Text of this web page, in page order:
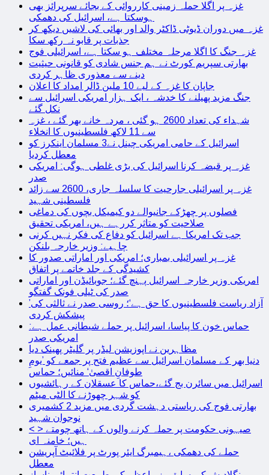
غزہ پر اگلا حملہ زمینی کارروائی کے بجائے سرپرائز بھی
ہوسکتا ہے، اسرائیل کی دھمکی
غزہ میں دوران ڈیوٹی ڈاکٹر والد اور بھائی کی لاشیں دیکھ کر
جذبات پر قابو نہ رکھ سکا
غزہ جنگ کا اگلا مرحلہ مختلف ہو سکتا ہے، اسرائیلی فوج
بھارتی سپریم کورٹ نے ہم جنس شادی کو قانونی حیثیت
دینے سے معذوری ظاہر کردی
جاپان کا غزہ کے لیے 10 ملین ڈالر امداد کا اعلان
جنگ مزید پھیلنے کا خدشہ ، ایک ہزار امریکی اسرائیل سے
نکل گئے
شہداء کی تعداد 2600 ہو گئی ، مردہ خانے بھر گئے ، غزہ
سے 11 لاکھ فلسطینیوں کا انخلاء
اسرائیل کے حامی امریکی چینل نے3 مسلمان اینکرز کو
معطل کردیا
غزہ پر قبضہ کرنا اسرائیل کی بڑی غلطی ہوگی: امریکی
صدر
غزہ پر اسرائیلی جارحیت کا سلسلہ جاری، 2600 سے زائد
فلسطینی شہید
فصلوں پر چھڑکے جانیوالے دو کیمیکل بچوں کی دماغی
صلاحیت کو متاثر کررہے ہیں، امریکی تحقیق
جب تک امریکا ہے اسرائیل کو دفاع کی فکر نہیں کرنی
چاہیے: وزیر خارجہ بلنکن
غزہ پر اسرائیلی بمباری؛ امریکی اور اماراتی صدور کا
کشیدگی کے جلد خاتمے پر اتفاق
امریکی وزیر خارجہ اسرائیل پہنچ گئے؛ جوبائیڈن اور اماراتی
صدر کی ٹیلی فونک گفتگو
’آزاد ریاست فلسطینیوں کا حق ہے‘؛ روسی صدر نے ثالثی کی
پیشکش کردی
حماس خون کا پیاسا، اسرائیل پر حملے شیطانی عمل ہے:
امریکی صدر
مظاہرین نے اپوزیشن لیڈر پر گلیٹر پھینک دیا
دنیا بھر کے مسلمان اسرائیل سے عظیم فتح پر جمعے کو ’یومِ
طوفانِ اقصیٰ‘ منائیں؛ حماس
اسرائیل میں سائرن بج گئے،حماس کا عسقلان کے رہائشیوں
کو شہر چھوڑنے کا الٹی میٹم
بھارتی فوج کی ریاستی دہشت گردی میں مزید 2 کشمیری
نوجوان شہید
< > صیہونی حکومت پر حملہ کرنے والوں کے ہاتھ چومتے
ہیں؛ خامنہ ای
حملے کی دھمکی ،ہیمبرگ ایئر پورٹ پر فلائیٹ آپریشن
معطل